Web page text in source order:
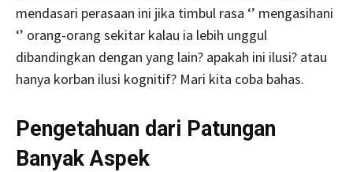
mendasari perasaan ini jika timbul rasa ‘’ mengasihani
‘’ orang-orang sekitar kalau ia lebih unggul
dibandingkan dengan yang lain? apakah ini ilusi? atau
hanya korban ilusi kognitif? Mari kita coba bahas.
Pengetahuan dari Patungan
Banyak Aspek